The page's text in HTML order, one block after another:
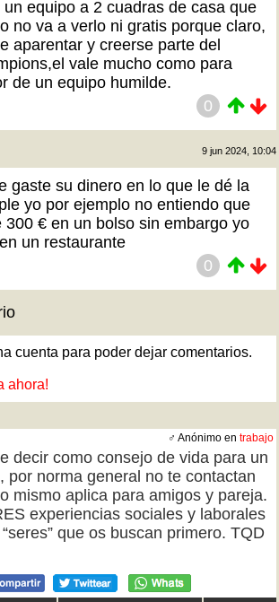
equipo a 2 cuadras de casa que
no va a verlo ni gratis porque claro,
aparentar y creerse parte del
vale mucho como para
de un equipo humilde.
0
9 jun 2024, 10:04
gaste su dinero en lo que le dé la
yo por ejemplo no entiendo que
300 € en un bolso sin embargo yo
un restaurante
0
cuenta para poder dejar comentarios.
ahora!
♂ Anónimo en trabajo
decir como consejo de vida para un
por norma general no te contactan
mismo aplica para amigos y pareja.
experiencias sociales y laborales
que os buscan primero. TQD